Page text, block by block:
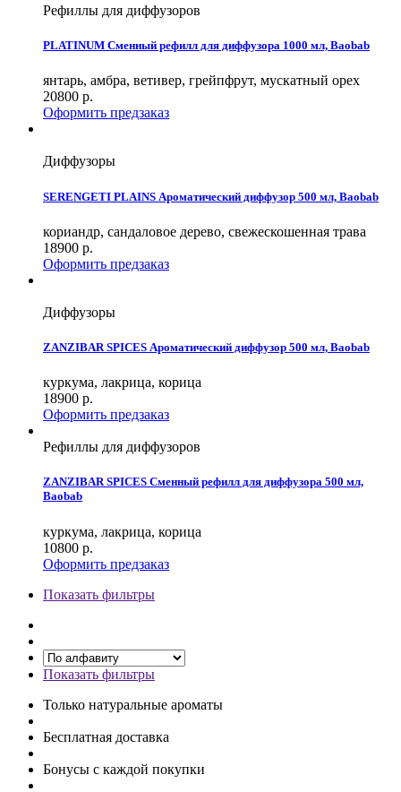
Рефиллы для диффузоров
PLATINUM Сменный рефилл для диффузора 1000 мл, Baobab
янтарь, амбра, ветивер, грейпфрут, мускатный орех
20800 р.
Оформить предзаказ
Диффузоры
SERENGETI PLAINS Ароматический диффузор 500 мл, Baobab
кориандр, сандаловое дерево, свежескошенная трава
18900 р.
Оформить предзаказ
Диффузоры
ZANZIBAR SPICES Ароматический диффузор 500 мл, Baobab
куркума, лакрица, корица
18900 р.
Оформить предзаказ
Рефиллы для диффузоров
ZANZIBAR SPICES Сменный рефилл для диффузора 500 мл,
Baobab
куркума, лакрица, корица
10800 р.
Оформить предзаказ
Показать фильтры
Показать фильтры
Только натуральные ароматы
Бесплатная доставка
Бонусы с каждой покупки